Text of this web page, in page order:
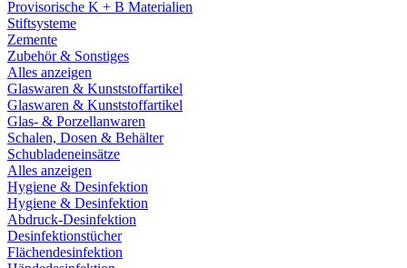
Provisorische K + B Materialien
Stiftsysteme
Zemente
Zubehör & Sonstiges
Alles anzeigen
Glaswaren & Kunststoffartikel
Glaswaren & Kunststoffartikel
Glas- & Porzellanwaren
Schalen, Dosen & Behälter
Schubladeneinsätze
Alles anzeigen
Hygiene & Desinfektion
Hygiene & Desinfektion
Abdruck-Desinfektion
Desinfektionstücher
Flächendesinfektion